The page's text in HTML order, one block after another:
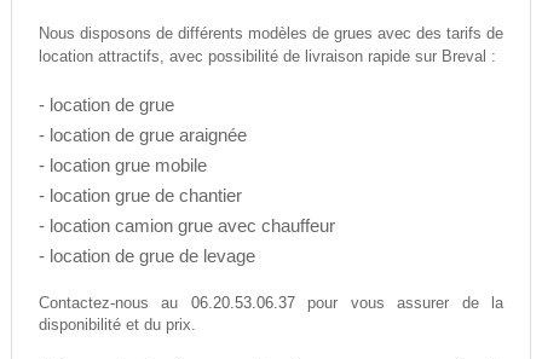
Nous disposons de différents modèles de grues avec des tarifs de
location attractifs, avec possibilité de livraison rapide sur Breval :
- location de grue
- location de grue araignée
- location grue mobile
- location grue de chantier
- location camion grue avec chauffeur
- location de grue de levage
Contactez-nous au 06.20.53.06.37pour vous assurer de la
disponibilité et du prix.